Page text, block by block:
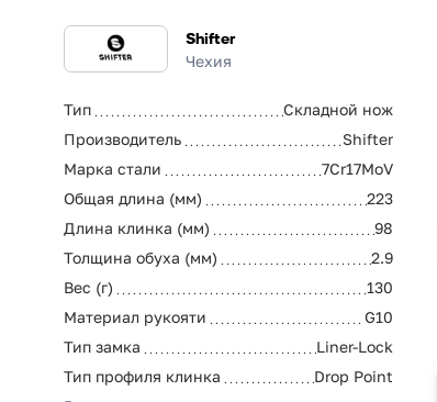
Shifter
Чехия
Тип
Складной нож
Производитель
Shifter
Марка стали
7Cr17MoV
Общая длина (мм)
223
Длина клинка (мм)
98
Толщина обуха (мм)
2.9
Вес (г)
130
Материал рукояти
G10
Тип замка
Liner-Lock
Тип профиля клинка
Drop Point